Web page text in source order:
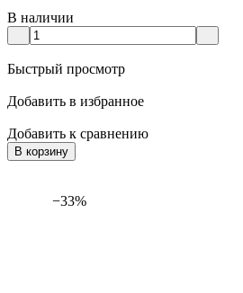
В наличии
Быстрый просмотр
Добавить в избранное
Добавить к сравнению
В корзину
−33%